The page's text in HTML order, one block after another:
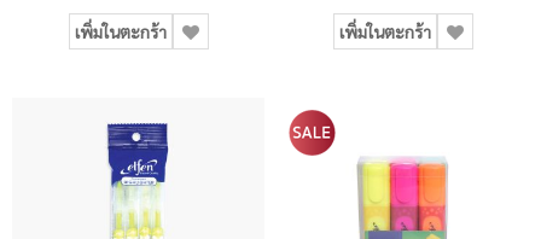
เพิ่มในตะกร้า เพิ่มในตะกร้า